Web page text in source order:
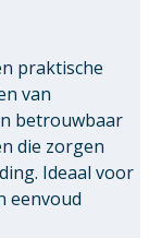
praktische
van
betrouwbaar
die zorgen
Ideaal voor
eenvoud